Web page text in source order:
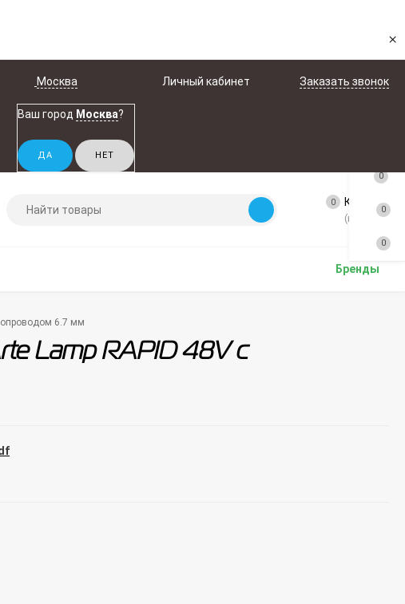
×
Москва
Ваш город Москва?
Личный кабинет Заказать звонок
0 Корзина
(пусто)
Бренды
6.7 мм
Lamp RAPID 48V с
0
0
0